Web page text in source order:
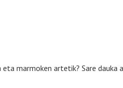
marmoken artetik? Sare dauka